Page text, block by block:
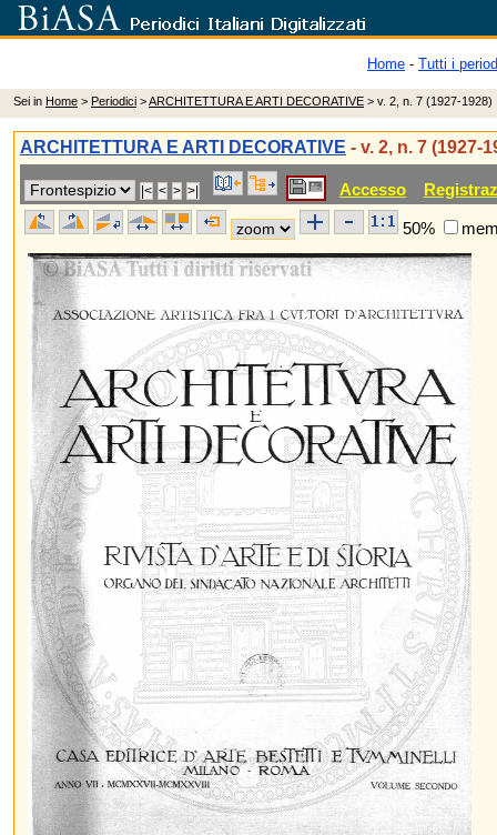
Home - Tutti i
Sei in Home > Periodici >ARCHITETTURA E ARTI DECORATIVE > v. 2, n. 7 (1927-1928)
ARCHITETTURA E ARTI DECORATIVE - v. 2, n. 7 (1927-
Accesso
50%